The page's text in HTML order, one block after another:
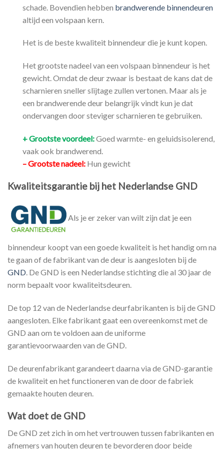
schade. Bovendien hebben brandwerende binnendeuren
altijd een volspaan kern.
Het is de beste kwaliteit binnendeur die je kunt kopen.
Het grootste nadeel van een volspaan binnendeur is het
gewicht. Omdat de deur zwaar is bestaat de kans dat de
scharnieren sneller slijtage zullen vertonen. Maar als je
een brandwerende deur belangrijk vindt kun je dat
ondervangen door steviger scharnieren te gebruiken.
+ Grootste voordeel:Goed warmte- en geluidsisolerend,
vaak ook brandwerend.
– Grootste nadeel: Hun gewicht
Kwaliteitsgarantie bij het Nederlandse GND
Als je er zeker van wilt zijn dat je een
binnendeur koopt van een goede kwaliteit is het handig om na
te gaan of de fabrikant van de deur is aangesloten bij de
GND. De GND is een Nederlandse stichting die al 30 jaar de
norm bepaalt voor kwaliteitsdeuren.
De top 12 van de Nederlandse deurfabrikanten is bij de GND
aangesloten. Elke fabrikant gaat een overeenkomst met de
GND aan om te voldoen aan de uniforme
garantievoorwaarden van de GND.
De deurenfabrikant garandeert daarna via de GND-garantie
de kwaliteit en het functioneren van de door de fabriek
gemaakte houten deuren.
Wat doet de GND
De GND zet zich in om het vertrouwen tussen fabrikanten en
afnemers van houten deuren te bevorderen door beide